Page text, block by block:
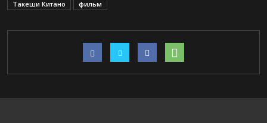
Такеши Китано
фильм